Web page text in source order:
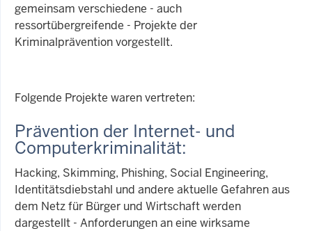
gemeinsam verschiedene - auch
ressortübergreifende - Projekte der
Kriminalprävention vorgestellt.
Folgende Projekte waren vertreten:
Prävention der Internet- und
Computerkriminalität:
Hacking, Skimming, Phishing, Social Engineering,
Identitätsdiebstahl und andere aktuelle Gefahren aus
dem Netz für Bürger und Wirtschaft werden
dargestellt - Anforderungen an eine wirksame